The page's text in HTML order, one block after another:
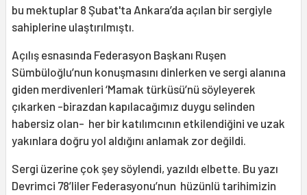
bu mektuplar 8 Şubat'ta Ankara’da açılan bir sergiyle
sahiplerine ulaştırılmıştı.
Açılış esnasında Federasyon Başkanı Ruşen
Sümbüloğlu’nun konuşmasını dinlerken ve sergi alanına
giden merdivenleri ‘Mamak türküsü’nü söyleyerek
çıkarken -birazdan kapılacağımız duygu selinden
habersiz olan- her bir katılımcının etkilendiğini ve uzak
yakınlara doğru yol aldığını anlamak zor değildi.
Sergi üzerine çok şey söylendi, yazıldı elbette. Bu yazı
Devrimci 78’liler Federasyonu’nun hüzünlü tarihimizin